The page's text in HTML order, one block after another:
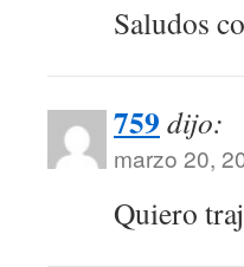
Saludos
759 dijo:
marzo 20,
Quiero